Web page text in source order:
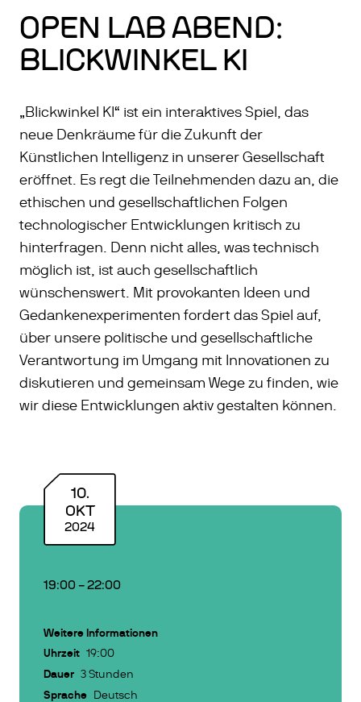
OPEN LAB ABEND:
BLICKWINKEL KI
„Blickwinkel KI“ ist ein interaktives Spiel, das
neue Denkräume für die Zukunft der
Künstlichen Intelligenz in unserer Gesellschaft
eröffnet. Es regt die Teilnehmenden dazu an, die
ethischen und gesellschaftlichen Folgen
technologischer Entwicklungen kritisch zu
hinterfragen. Denn nicht alles, was technisch
möglich ist, ist auch gesellschaftlich
wünschenswert. Mit provokanten Ideen und
Gedankenexperimenten fordert das Spiel auf,
über unsere politische und gesellschaftliche
Verantwortung im Umgang mit Innovationen zu
diskutieren und gemeinsam Wege zu finden, wie
wir diese Entwicklungen aktiv gestalten können.
10.
OKT
2024
19:00 –22:00
Weitere Informationen
Uhrzeit 19:00
Dauer 3 Stunden
Sprache Deutsch